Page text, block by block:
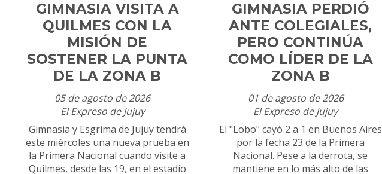
GIMNASIA VISITA A
QUILMES CON LA
MISIÓN DE
SOSTENER LA PUNTA
DE LA ZONA B
El Expreso de Jujuy
05 de agosto de 2026
Gimnasia y Esgrima de Jujuy tendrá
este miércoles una nueva prueba en
la Primera Nacional cuando visite a
Quilmes, desde las 19, en el estadio
GIMNASIA PERDIÓ
ANTE COLEGIALES,
PERO CONTINÚA
COMO LÍDER DE LA
ZONA B
El Expreso de Jujuy
01 de agosto de 2026
El "Lobo" cayó 2 a 1 en Buenos Aires
por la fecha 23 de la Primera
Nacional. Pese a la derrota, se
mantiene en lo más alto de las